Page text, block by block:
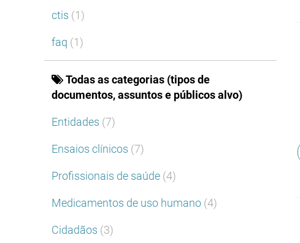
ctis (1)
faq (1)
Todas as categorias (tipos de
documentos, assuntos e públicos alvo)
Entidades (7)
Ensaios clínicos (7)
Profissionais de saúde (4)
Medicamentos de uso humano (4)
Cidadãos (3)